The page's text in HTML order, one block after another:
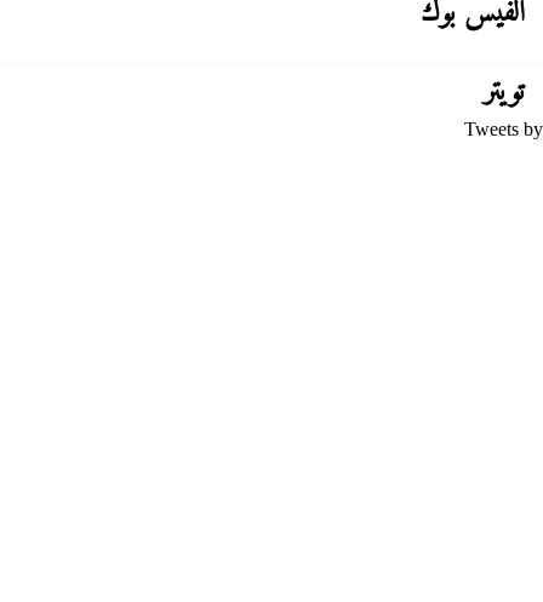
الفيس بوك
تويتر
Tweets by